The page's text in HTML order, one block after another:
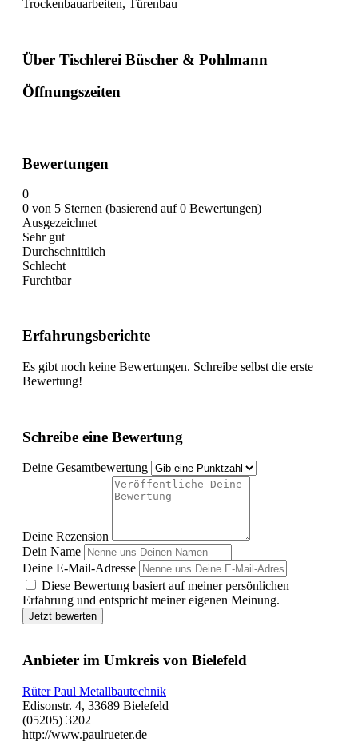
Trockenbauarbeiten, Türenbau
Über Tischlerei Büscher & Pohlmann
Öffnungszeiten
Bewertungen
0
0 von 5 Sternen (basierend auf 0 Bewertungen)
Ausgezeichnet
Sehr gut
Durchschnittlich
Schlecht
Furchtbar
Erfahrungsberichte
Es gibt noch keine Bewertungen. Schreibe selbst die erste
Bewertung!
Schreibe eine Bewertung
Deine Gesamtbewertung
Deine Rezension
Dein Name
Deine E-Mail-Adresse
Diese Bewertung basiert auf meiner persönlichen
Erfahrung und entspricht meiner eigenen Meinung.
Jetzt bewerten
Anbieter im Umkreis von Bielefeld
Rüter Paul Metallbautechnik
Edisonstr. 4, 33689 Bielefeld
(05205) 3202
http://www.paulrueter.de